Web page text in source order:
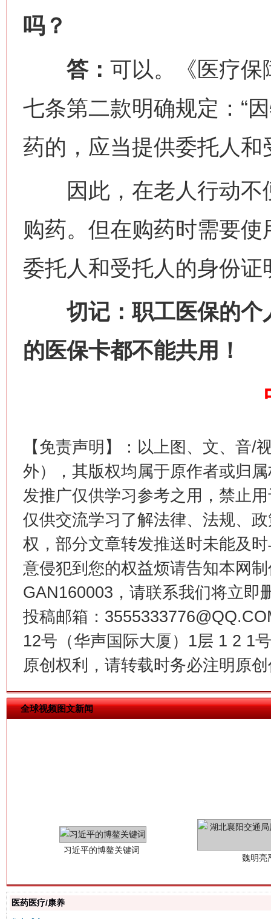
吗？
答： 可以。《医疗保
七条第二款明确规定：“
药的，应当提供委托人和
因此，在老人行动不
购药。但在购药时需要
委托人和受托人的身份证
切记：职工医保的
的医保卡都不能共用！
【免责声明】：以上图、文、音/
外），其版权均属于原作者或归
发推广仅供学习参考之用，禁止
仅供交流学习了解法律、法规、
权，部分文章转发推送时未能及
意侵犯到您的权益烦请告知本网
GAN160003，请联系我们将立即
投稿邮箱：
12号（华声国际大厦）1层 1 2 1
原创权利，请转载时务必注明原
全球视频图文新闻
这是一记警钟！ 谢
在谋一域中谋全局
今
医药医疗/康养